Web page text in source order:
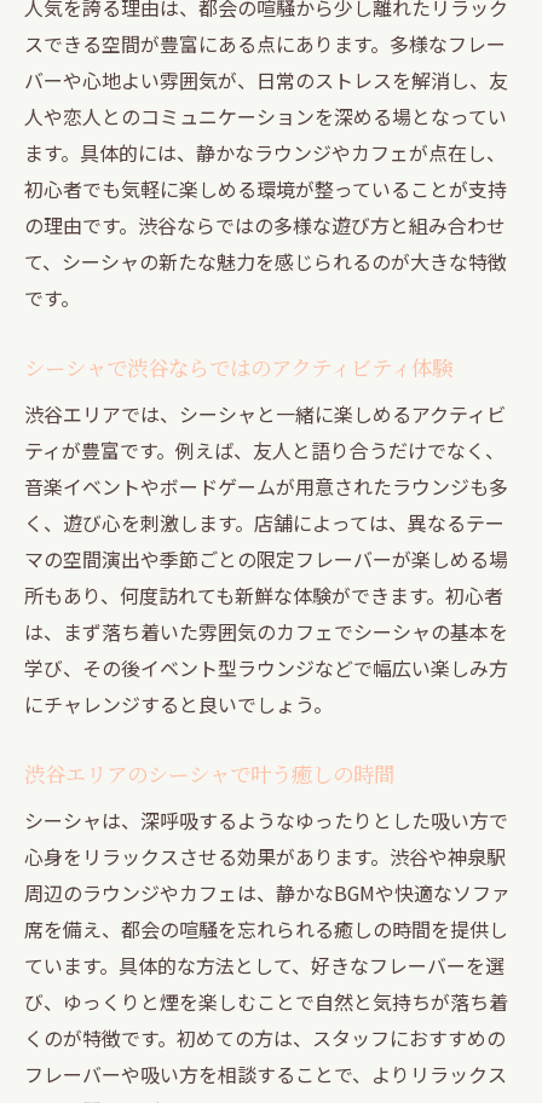
人気を誇る理由は、都会の喧騒から少し離れたリラック
スできる空間が豊富にある点にあります。多様なフレー
バーや心地よい雰囲気が、日常のストレスを解消し、友
人や恋人とのコミュニケーションを深める場となってい
ます。具体的には、静かなラウンジやカフェが点在し、
初心者でも気軽に楽しめる環境が整っていることが支持
の理由です。渋谷ならではの多様な遊び方と組み合わせ
て、シーシャの新たな魅力を感じられるのが大きな特徴
です。
シーシャで渋谷ならではのアクティビティ体験
渋谷エリアでは、シーシャと一緒に楽しめるアクティビ
ティが豊富です。例えば、友人と語り合うだけでなく、
音楽イベントやボードゲームが用意されたラウンジも多
く、遊び心を刺激します。店舗によっては、異なるテー
マの空間演出や季節ごとの限定フレーバーが楽しめる場
所もあり、何度訪れても新鮮な体験ができます。初心者
は、まず落ち着いた雰囲気のカフェでシーシャの基本を
学び、その後イベント型ラウンジなどで幅広い楽しみ方
にチャレンジすると良いでしょう。
渋谷エリアのシーシャで叶う癒しの時間
シーシャは、深呼吸するようなゆったりとした吸い方で
心身をリラックスさせる効果があります。渋谷や神泉駅
周辺のラウンジやカフェは、静かなBGMや快適なソファ
席を備え、都会の喧騒を忘れられる癒しの時間を提供し
ています。具体的な方法として、好きなフレーバーを選
び、ゆっくりと煙を楽しむことで自然と気持ちが落ち着
くのが特徴です。初めての方は、スタッフにおすすめの
フレーバーや吸い方を相談することで、よりリラックス